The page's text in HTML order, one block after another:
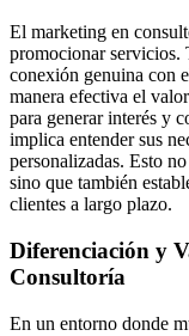
El marketing en
promocionar servicios.
conexión genuina con
manera efectiva el
para generar interés y
implica entender sus
personalizadas. Esto
sino que también
clientes a largo plazo.
Diferenciación y
Consultoría
En un entorno donde